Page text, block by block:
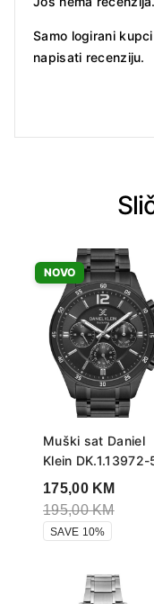
Samo logirani
napisati recenziju.
NOVO
Muški sat Daniel
Klein DK.1.13972-
175,00 KM
195,00KM
SAVE 10%